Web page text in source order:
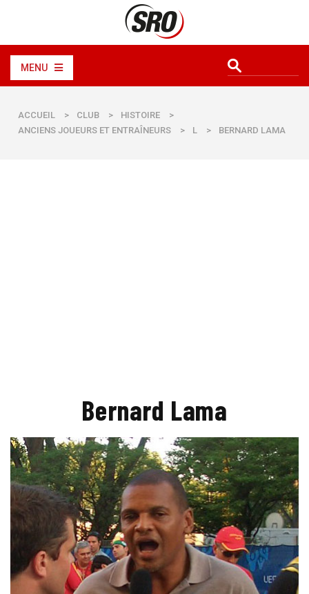
MENU
ACCUEIL > CLUB > HISTOIRE
>
ANCIENS JOUEURS ET ENTRAÎNEURS
> L > BERNARD LAMA
Bernard Lama